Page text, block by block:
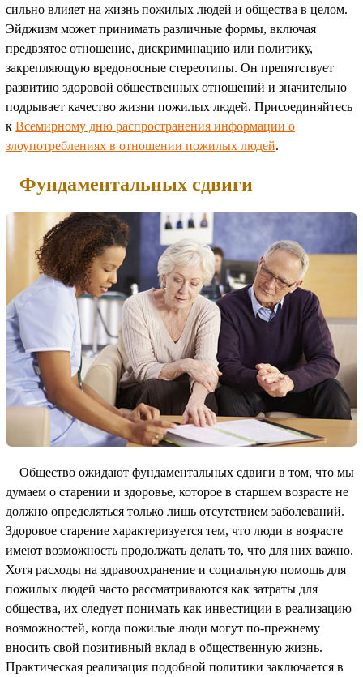
сильно влияет на жизнь пожилых людей и общества в целом.
Эйджизм может принимать различные формы, включая
предвзятое отношение, дискриминацию или политику,
закрепляющую вредоносные стереотипы. Он препятствует
развитию здоровой общественных отношений и значительно
подрывает качество жизни пожилых людей. Присоединяйтесь
к Всемирному дню распространения информации о
злоупотреблениях в отношении пожилых людей.
Фундаментальных сдвиги
Общество ожидают фундаментальных сдвиги в том, что мы
думаем о старении и здоровье, которое в старшем возрасте не
должно определяться только лишь отсутствием заболеваний.
Здоровое старение характеризуется тем, что люди в возрасте
имеют возможность продолжать делать то, что для них важно.
Хотя расходы на здравоохранение и социальную помощь для
пожилых людей часто рассматриваются как затраты для
общества, их следует понимать как инвестиции в реализацию
возможностей, когда пожилые люди могут по-прежнему
вносить свой позитивный вклад в общественную жизнь.
Практическая реализация подобной политики заключается в